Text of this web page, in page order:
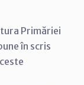
Primăriei
în scris